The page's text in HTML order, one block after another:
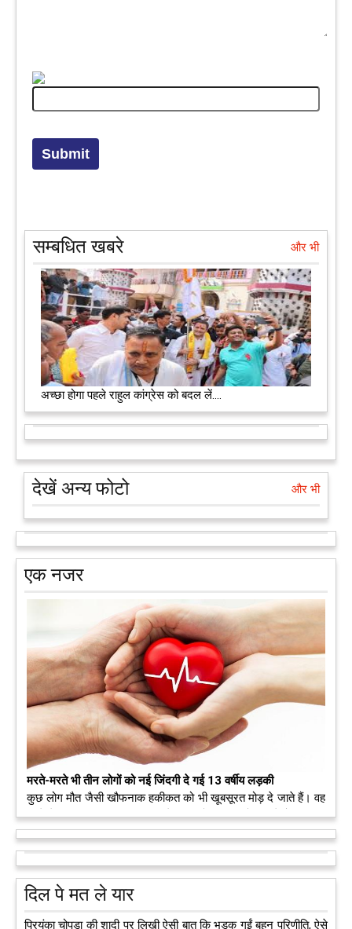
सम्बधित खबरे और भी
अच्छा होगा पहले राहुल कांग्रेस को बदल लें....
देखें अन्य फोटो और भी
एक नजर
मरते-मरते भी तीन लोगों को नई जिंदगी दे गई 13 वर्षीय लड़की
कुछ लोग मौत जैसी खौफनाक हकीकत को भी खूबसूरत मोड़ दे जाते हैं। वह
मरने के बाद भी इस धरती पर अपने आप को जीवित छोड़ ज़ाते हैं। दुनिया
को अलविदा कह चुकी 13 वर्षीय लड़की के अंगदान से 3 जरूरतमंद लोगों
को नई जिंदगी मिल गई।आगे पढ़ें
दिल पे मत ले यार
प्रियंका चोपड़ा की शादी पर लिखी ऐसी बात कि भड़क गईं बहन परिणीति, ऐसे